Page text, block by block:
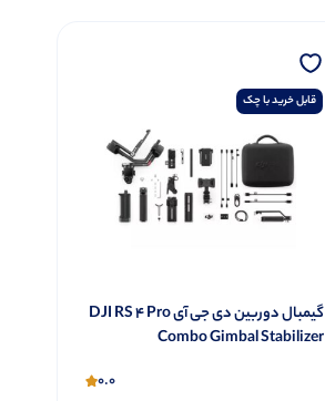
گیمبال دوربین دی جی آی DJI RS 4 Pro
Combo Gimbal Stabilizer
0.0
قابل خرید با چک